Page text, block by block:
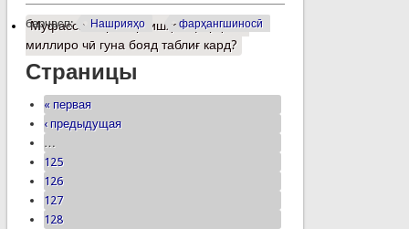
барчасп: Нашрияҳо фарҳангшиносӣ
Муфассалтаро Арзишҳои фарҳанги
миллиро чӣ гуна бояд таблиғ кард?
Страницы
« первая
‹ предыдущая
…
125
126
127
128